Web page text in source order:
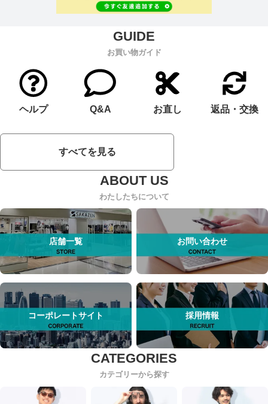
お買い物ガイド
ヘルプ Q&A お直し 返品・交換
すべてを見る
わたしたちについて
店舗一覧 お問い合わせ
コーポレートサイト 採用情報
カテゴリーから探す